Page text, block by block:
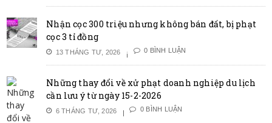
Nhận cọc 300 triệu nhưng không bán đất, bị phạt
cọc 3 tỉ đồng
13 THÁNG TƯ, 2026 0 BÌNH LUẬN
Những thay đổi về xử phạt doanh nghiệp du lịch
cần lưu ý từ ngày 15-2-2026
6 THÁNG TƯ, 2026 0 BÌNH LUẬN